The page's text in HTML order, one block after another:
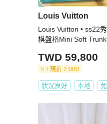
Louis Vuitton
Louis Vuitton • ss22
棋盤格Mini Soft
TWD 59,800
現折 2,000
狀況良好 本地